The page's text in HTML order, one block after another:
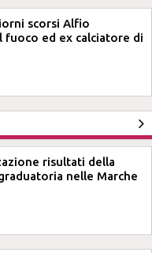
scorsi Alfio
fuoco ed ex calciatore di
risultati della
nelle Marche